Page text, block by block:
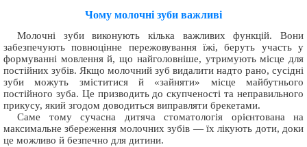
Чому молочні зуби важливі
Молочні зуби виконують кілька важливих функцій. Вони
забезпечують повноцінне пережовування їжі, беруть участь у
формуванні мовлення й, що найголовніше, утримують місце для
постійних зубів. Якщо молочний зуб видалити надто рано, сусідні
зуби можуть зміститися й «зайняти» місце майбутнього
постійного зуба. Це призводить до скупченості та неправильного
прикусу, який згодом доводиться виправляти брекетами.
Саме тому сучасна дитяча стоматологія орієнтована на
максимальне збереження молочних зубів — їх лікують доти, доки
це можливо й безпечно для дитини.